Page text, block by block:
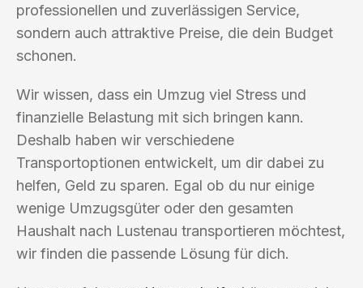
professionellen und zuverlässigen Service,
sondern auch attraktive Preise, die dein Budget
schonen.
Wir wissen, dass ein Umzug viel Stress und
finanzielle Belastung mit sich bringen kann.
Deshalb haben wir verschiedene
Transportoptionen entwickelt, um dir dabei zu
helfen, Geld zu sparen. Egal ob du nur einige
wenige Umzugsgüter oder den gesamten
Haushalt nach Lustenau transportieren möchtest,
wir finden die passende Lösung für dich.